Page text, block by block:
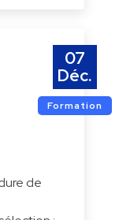
07
Déc.
Formation
de